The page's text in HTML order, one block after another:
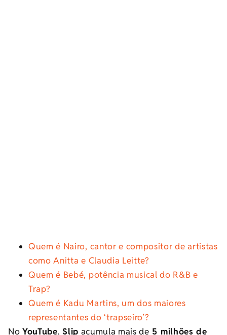
Quem é Nairo, cantor e compositor de artistas
como Anitta e Claudia Leitte?
Quem é Bebé, potência musical do R&B e
Trap?
Quem é Kadu Martins, um dos maiores
representantes do ‘trapseiro’?
NoYouTube,Slip acumula mais de 5 milhões de